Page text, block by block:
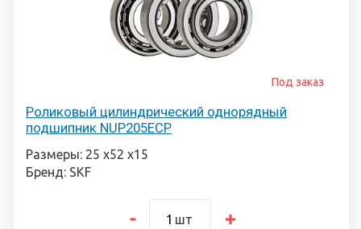
Роликовый цилиндрический однорядный
подшипник NUP205ECP
Под заказ
Размеры: 25 х52 х15
Бренд: SKF
шт